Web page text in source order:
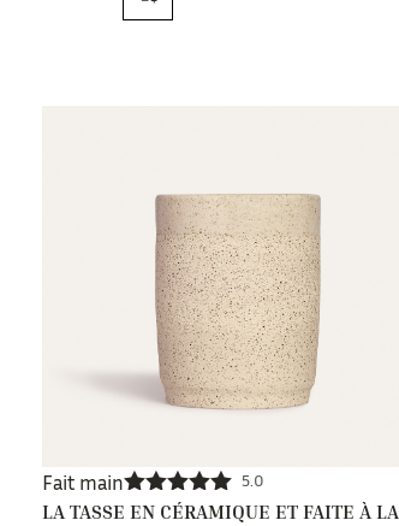
Fait main
Note5.00
5.0
LA TASSE EN CÉRAMIQUE ET FAITE À LA